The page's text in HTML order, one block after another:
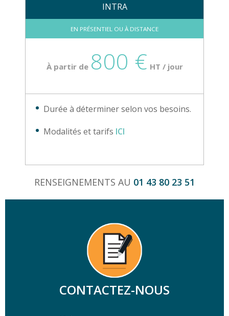
INTRA
EN PRÉSENTIEL OU À DISTANCE
À partir de 800 € HT / jour
Durée à déterminer selon vos besoins.
Modalités et tarifs ICI
RENSEIGNEMENTS AU 01 43 80 23 51
CONTACTEZ-NOUS